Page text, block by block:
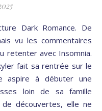
vu les commentaires
retenter avec Insomnia.
fait sa rentrée sur le
aspire à débuter une
loin de sa famille
découvertes, elle ne